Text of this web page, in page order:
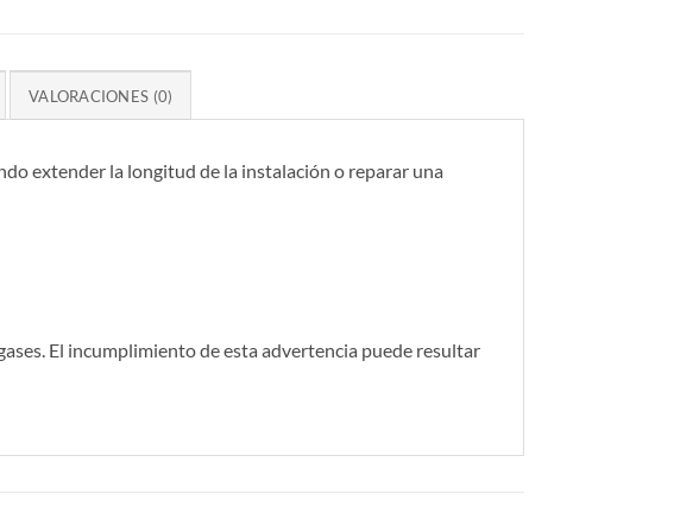
VALORACIONES (0)
extender la longitud de la instalación o reparar una
El incumplimiento de esta advertencia puede resultar